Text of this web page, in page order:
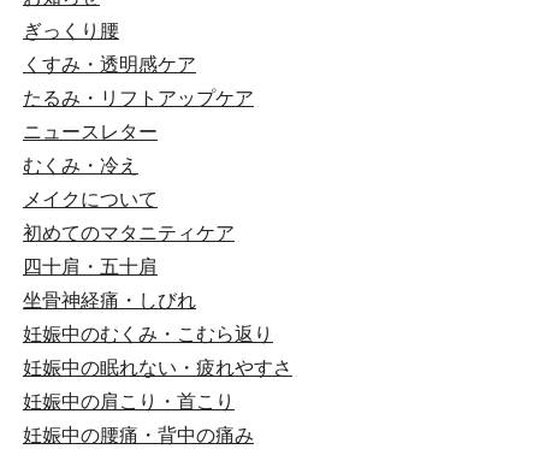
ぎっくり腰
くすみ・透明感ケア
たるみ・リフトアップケア
ニュースレター
むくみ・冷え
メイクについて
初めてのマタニティケア
四十肩・五十肩
坐骨神経痛・しびれ
妊娠中のむくみ・こむら返り
妊娠中の眠れない・疲れやすさ
妊娠中の肩こり・首こり
妊娠中の腰痛・背中の痛み